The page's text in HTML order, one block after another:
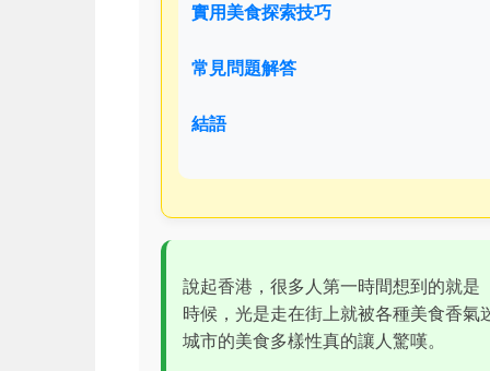
實用美食探索技巧
常見問題解答
結語
說起香港，很多人第一時間想到的就
時候，光是走在街上就被各種美食香
城市的美食多樣性真的讓人驚嘆。